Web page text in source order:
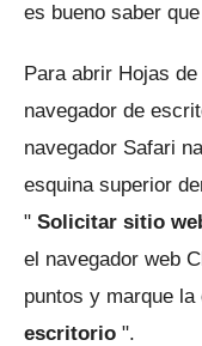
es bueno saber
Para abrir Hojas
navegador de
navegador Safari
esquina superior
" Solicitar sitio
el navegador web
puntos y marque
escritorio ".